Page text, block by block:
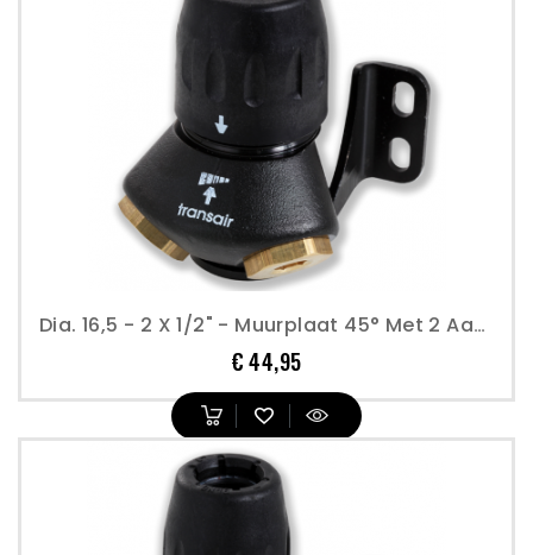
Dia. 16,5 - 2 X 1/2" - Muurplaat 45° Met 2 Aansluitingen - Transair
€ 44,95Prijs